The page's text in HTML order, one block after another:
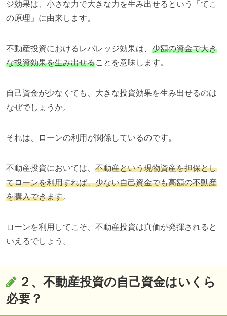
ジ効果は、小さな力で大きな力を生み出せるという「てこ
の原理」に由来します。
不動産投資におけるレバレッジ効果は、 少額の資金で大き
な投資効果を生み出せることを意味します。
自己資金が少なくても、大きな投資効果を生み出せるのは
なぜでしょうか。
それは、ローンの利用が関係しているのです。
不動産投資においては、 不動産という現物資産を担保とし
てローンを利用すれば、少ない自己資金でも高額の不動産
を購入できます。
ローンを利用してこそ、不動産投資は真価が発揮されると
いえるでしょう。
２、不動産投資の自己資金はいくら
必要？